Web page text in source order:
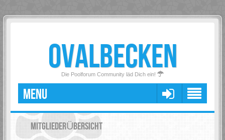
OVALBECKEN
Die Poolforum Community läd Dich ein!
MENU
MITGLIEDERÜBERSICHT